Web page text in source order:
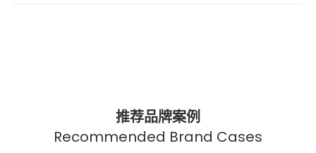
推荐品牌案例
Recommended Brand Cases